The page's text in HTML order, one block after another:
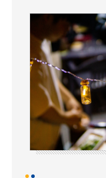
인유공방
기우회
셔플(Shuffle)
YOUTH HOSTEL
사진동아리 하양검정
한아랑